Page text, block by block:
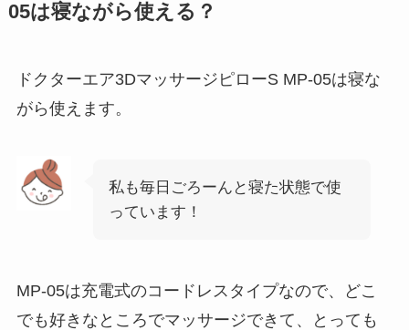
05は寝ながら使える？
ドクターエア3DマッサージピローS MP-05は寝な
がら使えます。
私も毎日ごろーんと寝た状態で使
っています！
MP-05は充電式のコードレスタイプなので、どこ
でも好きなところでマッサージできて、とっても